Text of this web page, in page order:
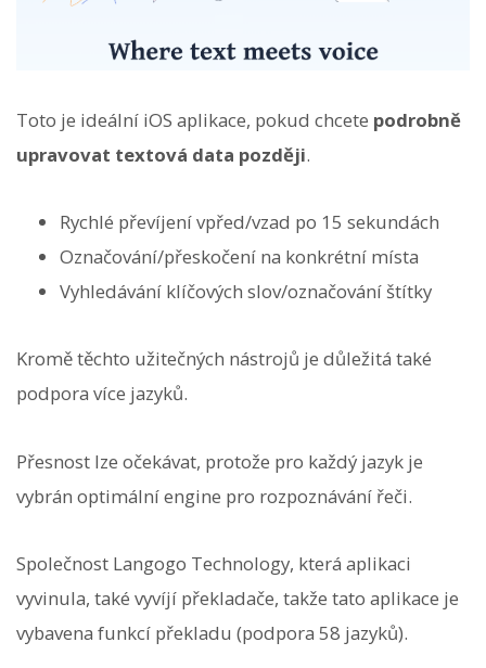
Toto je ideální iOS aplikace, pokud chcete podrobně
upravovat textová data později.
Rychlé převíjení vpřed/vzad po 15 sekundách
Označování/přeskočení na konkrétní místa
Vyhledávání klíčových slov/označování štítky
Kromě těchto užitečných nástrojů je důležitá také
podpora více jazyků.
Přesnost lze očekávat, protože pro každý jazyk je
vybrán optimální engine pro rozpoznávání řeči.
Společnost Langogo Technology, která aplikaci
vyvinula, také vyvíjí překladače, takže tato aplikace je
vybavena funkcí překladu (podpora 58 jazyků).